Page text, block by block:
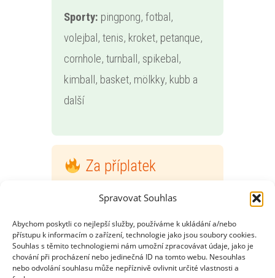
Spravovat Souhlas
Abychom poskytli co nejlepší služby, používáme k ukládání a/nebo
přístupu k informacím o zařízení, technologie jako jsou soubory cookies.
Souhlas s těmito technologiemi nám umožní zpracovávat údaje, jako je
chování při procházení nebo jedinečná ID na tomto webu. Nesouhlas
nebo odvolání souhlasu může nepříznivě ovlivnit určité vlastnosti a
Sporty: pingpong, fotbal,
volejbal, tenis, kroket, petanque,
cornhole, turnball, spikebal,
kimball, basket, mölkky, kubb a
další
Za příplatek
1 500 Kč/hodina (pro až
S instruktorem (nutno
nahlásit předem):lanový park,